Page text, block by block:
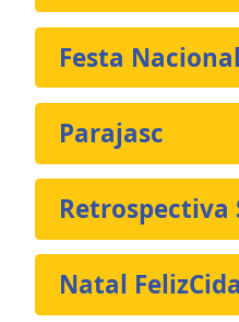
Festa
Parajasc
Retrospectiva
Natal